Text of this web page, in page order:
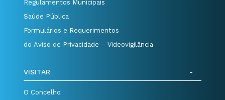
Regulamentos Municipais
Saúde Pública
Formulários e Requerimentos
do Aviso de Privacidade – Videovigilância
VISITAR
O Concelho